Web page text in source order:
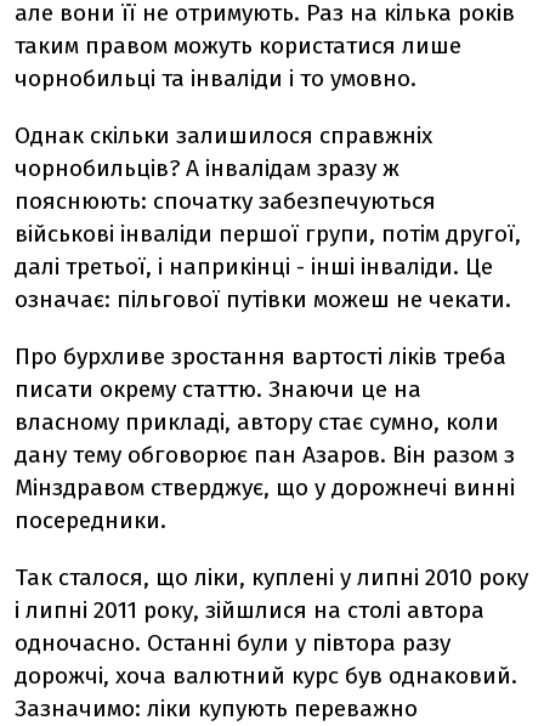
але вони її не отримують. Раз на кілька років
таким правом можуть користатися лише
чорнобильці та інваліди і то умовно.
Однак скільки залишилося справжніх
чорнобильців? А інвалідам зразу ж
пояснюють: спочатку забезпечуються
військові інваліди першої групи, потім другої,
далі третьої, і наприкінці - інші інваліди. Це
означає: пільгової путівки можеш не чекати.
Про бурхливе зростання вартості ліків треба
писати окрему статтю. Знаючи це на
власному прикладі, автору стає сумно, коли
дану тему обговорює пан Азаров. Він разом з
Мінздравом стверджує, що у дорожнечі винні
посередники.
Так сталося, що ліки, куплені у липні 2010 року
і липні 2011 року, зійшлися на столі автора
одночасно. Останні були у півтора разу
дорожчі, хоча валютний курс був однаковий.
Зазначимо: ліки купують переважно